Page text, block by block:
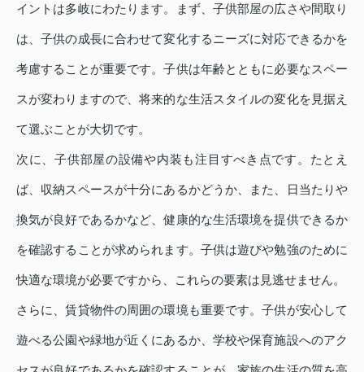
イントは多岐にわたります。まず、子供部屋の広さや間取り
は、子供の成長に合わせて変化するニーズに対応できるかを
考慮することが重要です。子供は年齢とともに必要なスペー
スが変わりますので、将来的な生活スタイルの変化を見据え
て選ぶことが大切です。
次に、子供部屋の設備や内装も注目すべき点です。たとえ
ば、収納スペースが十分にあるかどうか、また、日当たりや
換気が良好であるかなど、健康的な生活環境を提供できるか
を確認することが求められます。子供は遊びや勉強のために
快適な環境が必要ですから、これらの要素は見逃せません。
さらに、賃貸物件の周囲の環境も重要です。子供が安心して
遊べる公園や緑地が近くにあるか、学校や保育施設へのアク